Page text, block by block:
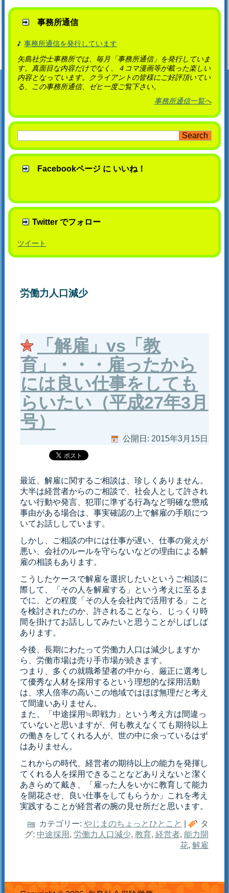
事務所通信
事務所通信を発行しています
矢島社労士事務所では、毎月「事務所通信」を発行していま
す。真面目な内容だけでなく、４コマ漫画等が載った楽しい
内容となっています。クライアントの皆様にご好評頂いてい
る、この事務所通信、ゼヒ一度ご覧下さい。
事務所通信一覧へ
Facebookページ に いいね！
Twitter でフォロー
ツイート
労働力人口減少
「解雇」vs「教
育」・・・雇ったから
には良い仕事をしても
らいたい（平成27年3月
号）
公開日: 2015年3月15日
最近、解雇に関するご相談は、珍しくありません。
大半は経営者からのご相談で、社会人として許され
ない行動や発言、犯罪に準ずる行為など明確な懲戒
事由がある場合は、事実確認の上で解雇の手順につ
いてお話ししています。
しかし、ご相談の中には仕事が遅い、仕事の覚えが
悪い、会社のルールを守らないなどの理由による解
雇の相談もあります。
こうしたケースで解雇を選択したいというご相談に
際して、「その人を解雇する」という考えに至るま
でに、どの程度「その人を会社内で活用する」こと
を検討されたのか、許されることなら、じっくり時
間を掛けてお話ししてみたいと思うことがしばしば
あります。
今後、長期にわたって労働力人口は減少しますか
ら、労働市場は売り手市場が続きます。
つまり、多くの就職希望者の中から、厳正に選考し
て優秀な人材を採用するという理想的な採用活動
は、求人倍率の高いこの地域ではほぼ無理だと考え
て間違いありません。
また、「中途採用≒即戦力」という考え方は間違っ
ていないと思いますが、何も教えなくても期待以上
の働きをしてくれる人が、世の中に余っているはず
はありません。
これからの時代、経営者の期待以上の能力を発揮し
てくれる人を採用できることなどありえないと潔く
あきらめて戴き、「雇った人をいかに教育して能力
を開花させ、良い仕事をしてもらうか」これを考え
実践することが経営者の腕の見せ所だと思います。
カテゴリー: やじまのちょっとひとこと
タ
グ: 中途採用 , 労働力人口減少, 教育, 経営者, 能力開
花, 解雇